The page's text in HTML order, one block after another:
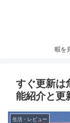
暇を
すぐ更新は
能紹介と更
生活・レビュー